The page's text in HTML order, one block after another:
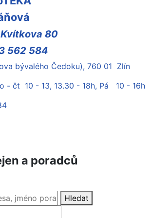
80
562 584
bývalého Čedoku), 760 01 Zlín
- čt 10 - 13, 13.30 - 18h, Pá 10 - 16h
a poradců
Hledat